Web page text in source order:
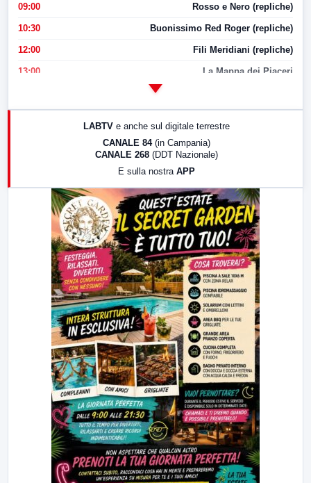
09:00 Rosso e Nero (repliche)
10:30 Buonissimo Red Roger (repliche)
12:00 Fili Meridiani (repliche)
13:00 La Mappa dei Piaceri
LabNews (replica)
LABTV e anche sul digitale terrestre
CANALE 84 (in Campania)
CANALE 268 (DDT Nazionale)
E sulla nostra APP